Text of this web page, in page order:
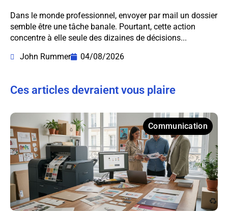
Dans le monde professionnel, envoyer par mail un dossier
semble être une tâche banale. Pourtant, cette action
concentre à elle seule des dizaines de décisions...
John Rummer
04/08/2026
Ces articles devraient vous plaire
Communication